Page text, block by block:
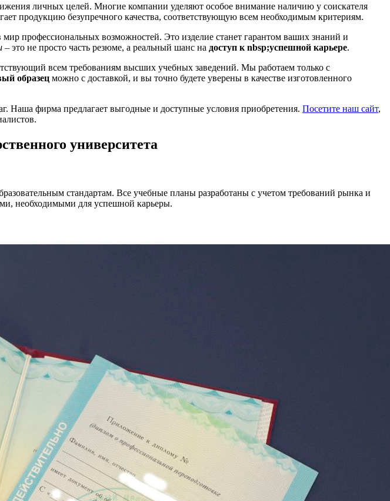
личных целей. Многие компании уделяют особое внимание наличию у соискателя
продукцию безупречного качества, соответствующую всем необходимым критериям.
профессиональных возможностей. Это изделие станет гарантом ваших знаний и
– это не просто часть резюме, а реальный шанс на доступ к nbsp;успешной карьере.
всем требованиям высших учебных заведений. Мы работаем только с
образец можно с доставкой, и вы точно будете уверены в качестве изготовленного
Наша фирма предлагает выгодные и доступные условия приобретения. Посетите наш сайт,
университета
стандартам. Все учебные планы разработаны с учетом требований рынка и
необходимыми для успешной карьеры.